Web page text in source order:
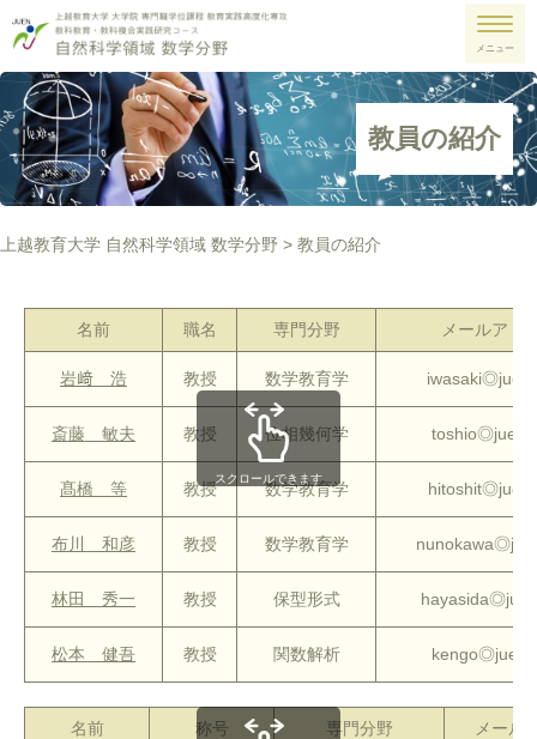
メニュー
教員の紹介
上越教育大学 自然科学領域 数学分野 > 教員の紹介
名前 職名 専門分野 メールアド
岩﨑 浩 教授 数学教育学
斎藤 敏夫 教授 位相幾何学
髙橋 等 教授 数学教育学
布川 和彦 教授 数学教育学
林田 秀一 教授 保型形式
松本 健吾 教授 関数解析
スクロールできます
名前 称号 専門分野 メール